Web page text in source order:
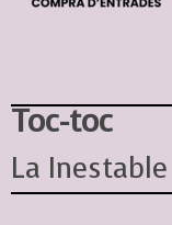
Toc-toc
La